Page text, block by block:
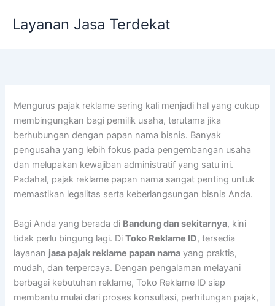
Layanan Jasa Terdekat
Mengurus pajak reklame sering kali menjadi hal yang cukup
membingungkan bagi pemilik usaha, terutama jika
berhubungan dengan papan nama bisnis. Banyak
pengusaha yang lebih fokus pada pengembangan usaha
dan melupakan kewajiban administratif yang satu ini.
Padahal, pajak reklame papan nama sangat penting untuk
memastikan legalitas serta keberlangsungan bisnis Anda.
Bagi Anda yang berada di Bandung dan sekitarnya, kini
tidak perlu bingung lagi. DiToko Reklame ID, tersedia
layanan jasa pajak reklame papan nama yang praktis,
mudah, dan terpercaya. Dengan pengalaman melayani
berbagai kebutuhan reklame, Toko Reklame ID siap
membantu mulai dari proses konsultasi, perhitungan pajak,